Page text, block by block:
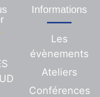
Informations
Les
évènements
Ateliers
Conférences